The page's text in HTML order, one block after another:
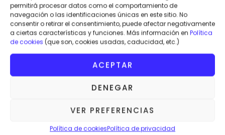
permitirá procesar datos como el comportamiento de
navegación o las identificaciones únicas en este sitio. No
consentir o retirar el consentimiento, puede afectar negativamente
a ciertas características y funciones. Más información en Política
de cookies (que son, cookies usadas, caducidad, etc.)
ACEPTAR
DENEGAR
VER PREFERENCIAS
Política de cookiesPolítica de privacidad
Vestido Mouit. Algodón. Artesanos. Teñido a mano.